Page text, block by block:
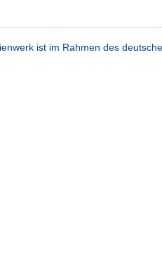
ist im Rahmen des